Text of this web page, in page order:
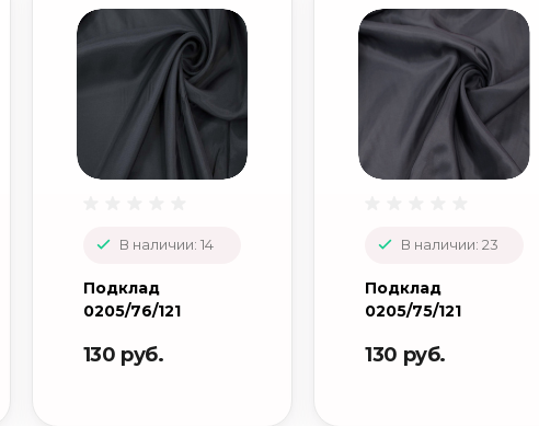
В наличии: 14
Подклад
0205/76/121
130 руб.
В наличии: 23
Подклад
0205/75/121
130 руб.